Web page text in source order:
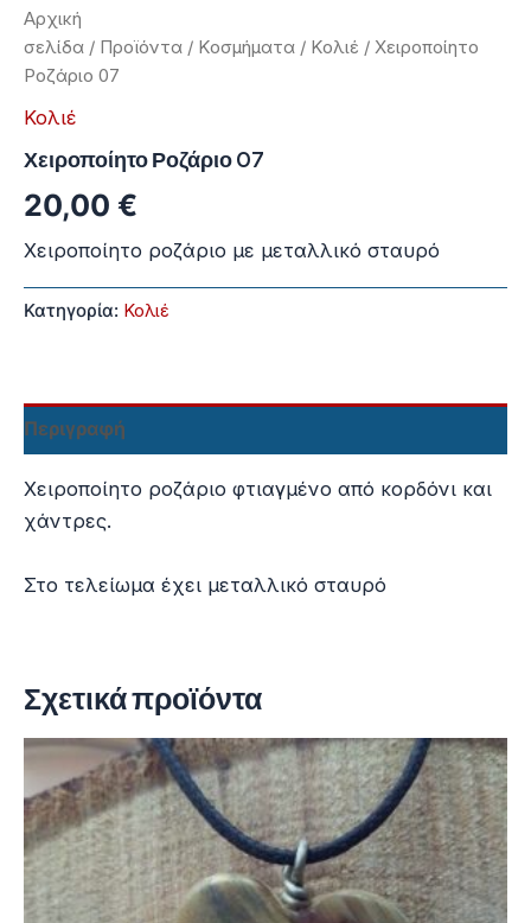
Αρχική
σελίδα / Προϊόντα / Κοσμήματα / Κολιέ / Χειροποίητο
Ροζάριο 07
Κολιέ
Χειροποίητο Ροζάριο 07
20,00 €
Χειροποίητο ροζάριο με μεταλλικό σταυρό
Κατηγορία: Κολιέ
Περιγραφή
Χειροποίητο ροζάριο φτιαγμένο από κορδόνι και
χάντρες.
Στο τελείωμα έχει μεταλλικό σταυρό
Σχετικά προϊόντα